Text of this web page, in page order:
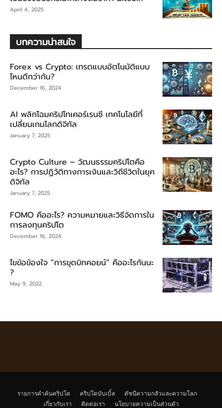
April 4, 2025
บทความน่าสนใจ
Forex vs Crypto: เทรดแบบอัตโนมัติแบบ
ไหนดีกว่ากัน?
December 16, 2024
AI พลิกโฉมคริปโทเคอร์เรนซี เทคโนโลยีที่
เปลี่ยนเกมโลกดิจิทัล
January 7, 2025
Crypto Culture – วัฒนธรรมคริปโตคือ
อะไร? การปฏิวัติทางการเงินและวิถีชีวิตในยุค
ดิจิทัล
January 7, 2025
FOMO คืออะไร? ความหมายและวิธีจัดการใน
การลงทุนคริปโต
December 16, 2024
ไขข้อข้องใจ “การขุดบิทคอยน์” คืออะไรกันนะ
?
May 9, 2022
รายการคำค้นคริปโต คริปโตบับเบิ้ล
ดัชนีความกลัวและความโลภ
เกี่ยวกับเรา
ติดต่อเรา นโยบายความเป็นส่วนตัว